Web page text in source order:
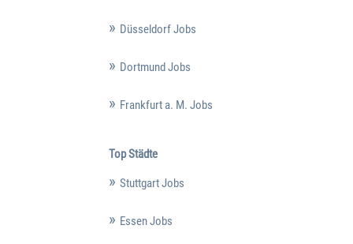
Düsseldorf Jobs
Dortmund Jobs
Frankfurt a. M. Jobs
Top Städte
Stuttgart Jobs
Essen Jobs